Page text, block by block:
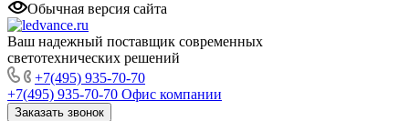
Обычная версия сайта
Ваш надежный поставщик современных
светотехнических решений
+7(495) 935-70-70
+7(495) 935-70-70 Офис компании
Заказать звонок